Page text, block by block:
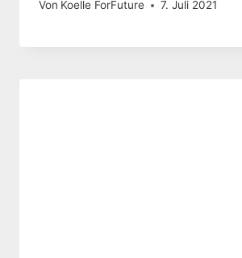
Von Koelle ForFuture 7. Juli 2021